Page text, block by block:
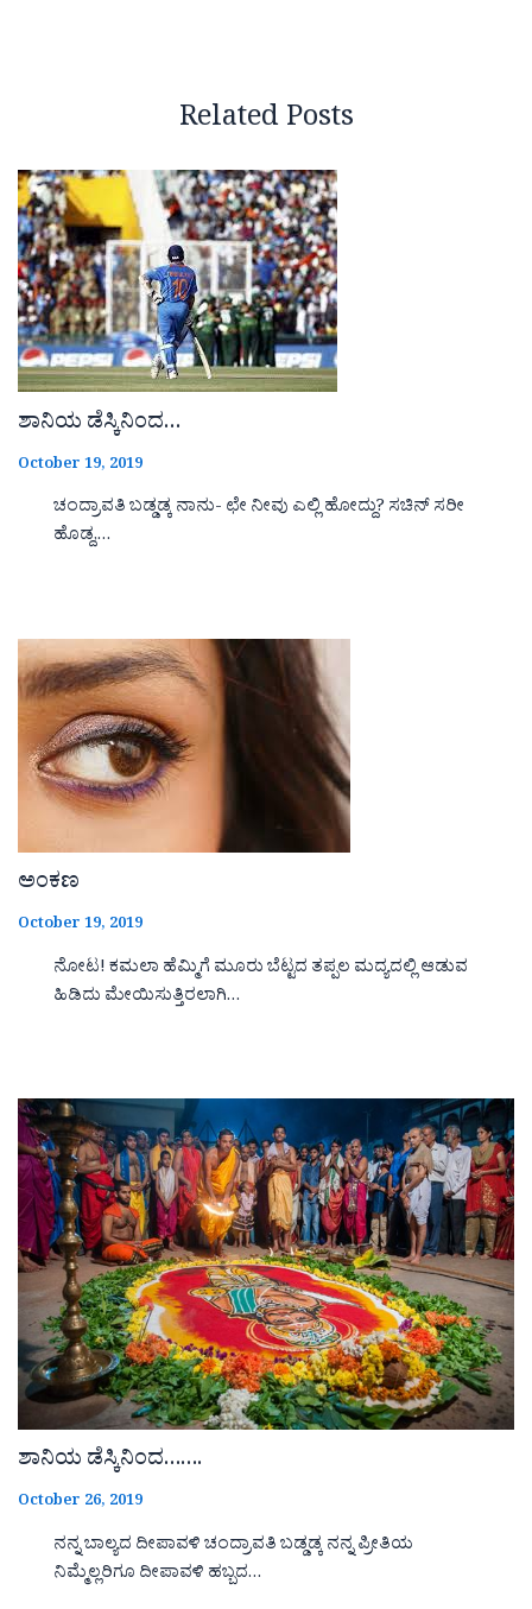
Related Posts
ಶಾನಿಯ ಡೆಸ್ಕಿನಿಂದ…
October 19, 2019
ಚಂದ್ರಾವತಿ ಬಡ್ಡಡ್ಕ ನಾನು- ಛೇ ನೀವು ಎಲ್ಲಿ ಹೋದ್ದು? ಸಚಿನ್ ಸರೀ
ಹೊಡ್ದ,…
ಅಂಕಣ
October 19, 2019
ನೋಟ! ಕಮಲಾ ಹೆಮ್ಮಿಗೆ ಮೂರು ಬೆಟ್ಟದ ತಪ್ಪಲ ಮದ್ಯದಲ್ಲಿ ಆಡುವ
ಹಿಡಿದು ಮೇಯಿಸುತ್ತಿರಲಾಗಿ…
ಶಾನಿಯ ಡೆಸ್ಕಿನಿಂದ…….
October 26, 2019
ನನ್ನ ಬಾಲ್ಯದ ದೀಪಾವಳಿ ಚಂದ್ರಾವತಿ ಬಡ್ಡಡ್ಕ ನನ್ನ ಪ್ರೀತಿಯ
ನಿಮ್ಮೆಲ್ಲರಿಗೂ ದೀಪಾವಳಿ ಹಬ್ಬದ…